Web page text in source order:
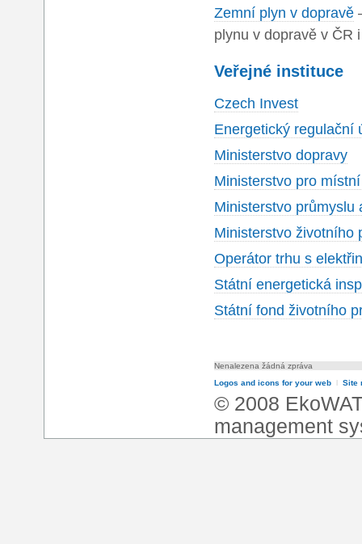
Zemní plyn v dopravě
plynu v dopravě v ČR
Veřejné instituce
Czech Invest
Energetický regulační
Ministerstvo dopravy
Ministerstvo pro
Ministerstvo průmyslu
Ministerstvo životního
Operátor trhu s
Státní energetická
Státní fond životního
Nenalezena žádná zpráva
Logos and icons for your web l Site
© 2008
management